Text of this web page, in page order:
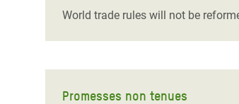
World trade rules will not be
Promesses non tenues